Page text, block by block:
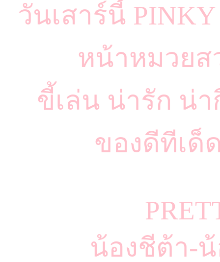
วันเสาร์นี้
หน้าหมวยส
ขี้เล่น น่ารัก น่
ของดีทีเด็
น้องชีต้า-